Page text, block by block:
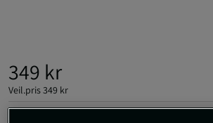
349 kr
Veil.pris349 kr